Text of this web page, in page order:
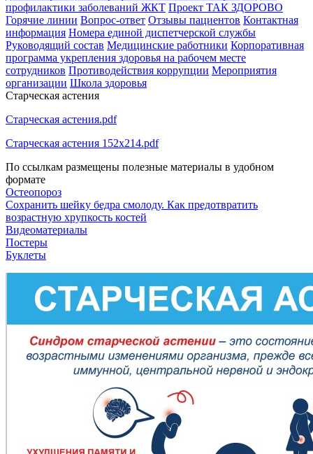
профилактики заболеваний ЖКТ Проект ТАК ЗДОРОВО
Горячие линии Вопрос-ответ Отзывы пациентов Контактная
информация Номера единой диспетчерской службы
Руководящий состав Медицинские работники Корпоративная
программа укрепления здоровья на рабочем месте
сотрудников Противодействия коррупции Мероприятия
организации Школа здоровья
Старческая астения
Старческая астения.pdf
Старческая астения 152х214.pdf
По ссылкам размещены полезные материалы в удобном
формате
Остеопороз
Сохранить шейку бедра смолоду. Как предотвратить
возрастную хрупкость костей
Видеоматериалы
Постеры
Буклеты